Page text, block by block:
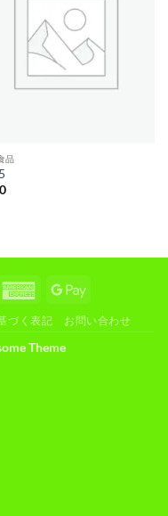
品
AmericanGoogle
づく表記 お問い合わせ
Theme